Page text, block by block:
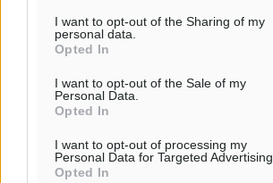
I want to opt-out of the Sharing of my
personal data.
Opted In
I want to opt-out of the Sale of my
Personal Data.
Opted In
I want to opt-out of processing my
Personal Data for Targeted Advertising.
Opted In
Ειδήσεις• πριν 13 ώρες
Ο.Φ. Ιστρίου: Καρέ ανανεώσεων σε
μετόπισθεν
Επικός Εργκίν Αταμάν στη Σύμη: